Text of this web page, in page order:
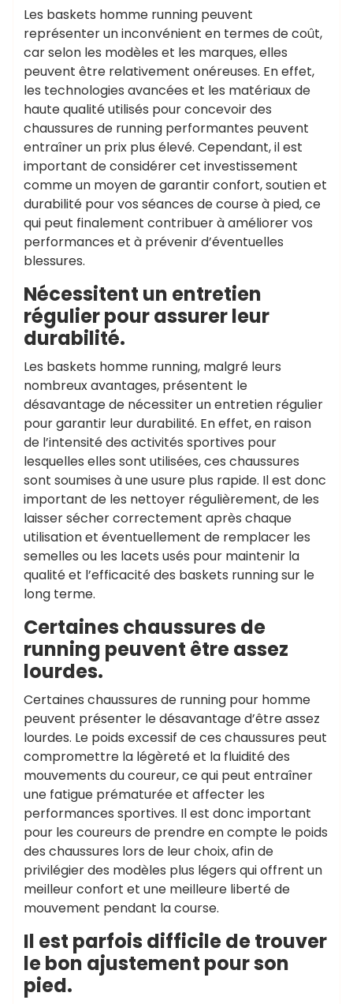
Les baskets homme running peuvent
représenter un inconvénient en termes de coût,
car selon les modèles et les marques, elles
peuvent être relativement onéreuses. En effet,
les technologies avancées et les matériaux de
haute qualité utilisés pour concevoir des
chaussures de running performantes peuvent
entraîner un prix plus élevé. Cependant, il est
important de considérer cet investissement
comme un moyen de garantir confort, soutien et
durabilité pour vos séances de course à pied, ce
qui peut finalement contribuer à améliorer vos
performances et à prévenir d’éventuelles
blessures.
Nécessitent un entretien
régulier pour assurer leur
durabilité.
Les baskets homme running, malgré leurs
nombreux avantages, présentent le
désavantage de nécessiter un entretien régulier
pour garantir leur durabilité. En effet, en raison
de l’intensité des activités sportives pour
lesquelles elles sont utilisées, ces chaussures
sont soumises à une usure plus rapide. Il est donc
important de les nettoyer régulièrement, de les
laisser sécher correctement après chaque
utilisation et éventuellement de remplacer les
semelles ou les lacets usés pour maintenir la
qualité et l’efficacité des baskets running sur le
long terme.
Certaines chaussures de
running peuvent être assez
lourdes.
Certaines chaussures de running pour homme
peuvent présenter le désavantage d’être assez
lourdes. Le poids excessif de ces chaussures peut
compromettre la légèreté et la fluidité des
mouvements du coureur, ce qui peut entraîner
une fatigue prématurée et affecter les
performances sportives. Il est donc important
pour les coureurs de prendre en compte le poids
des chaussures lors de leur choix, afin de
privilégier des modèles plus légers qui offrent un
meilleur confort et une meilleure liberté de
mouvement pendant la course.
Il est parfois difficile de trouver
le bon ajustement pour son
pied.